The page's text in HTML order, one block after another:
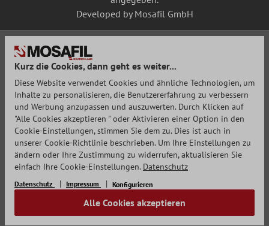
Developed by Mosafil GmbH
Kurz die Cookies, dann geht es weiter...
Diese Website verwendet Cookies und ähnliche Technologien, um
Inhalte zu personalisieren, die Benutzererfahrung zu verbessern
und Werbung anzupassen und auszuwerten. Durch Klicken auf
"Alle Cookies akzeptieren " oder Aktivieren einer Option in den
Cookie-Einstellungen, stimmen Sie dem zu. Dies ist auch in
unserer Cookie-Richtlinie beschrieben. Um Ihre Einstellungen zu
ändern oder Ihre Zustimmung zu widerrufen, aktualisieren Sie
einfach Ihre Cookie-Einstellungen. Datenschutz
Datenschutz Impressum Konfigurieren
Alle Cookies akzeptieren